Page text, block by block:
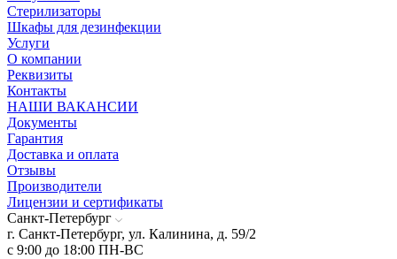
Стерилизаторы
Шкафы для дезинфекции
Услуги
О компании
Реквизиты
Контакты
НАШИ ВАКАНСИИ
Документы
Гарантия
Доставка и оплата
Отзывы
Производители
Лицензии и сертификаты
Санкт-Петербург
г. Санкт-Петербург, ул. Калинина, д. 59/2
с 9:00 до 18:00 ПН-ВС